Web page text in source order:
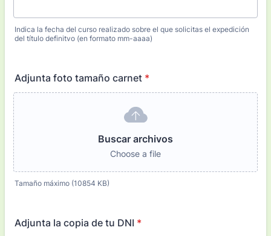
Indica la fecha del curso realizado sobre el que solicitas el expedición
del título definitvo (en formato mm-aaaa)
Adjunta foto tamaño carnet *
Buscar archivos
Choose a file
Tamaño máximo (10854 KB)
Adjunta la copia de tu DNI *